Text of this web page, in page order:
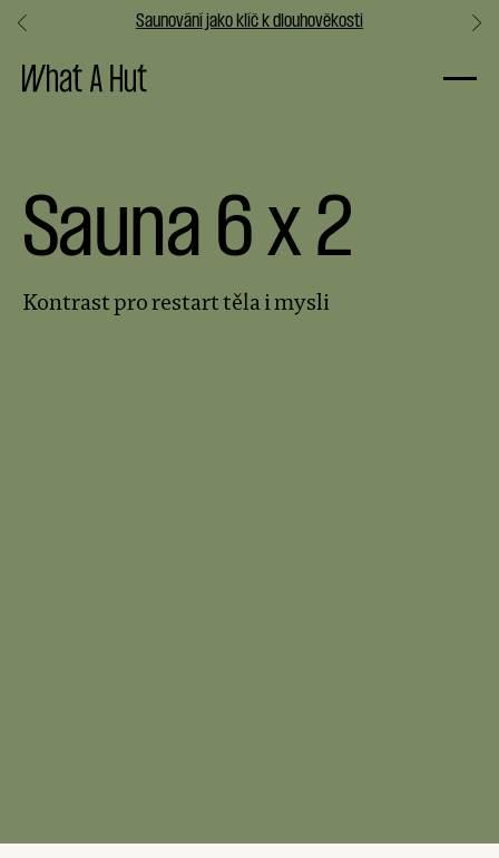
Saunování jako klíč k dlouhověkosti
Sauna 6 x 2
Kontrast pro restart těla i mysli